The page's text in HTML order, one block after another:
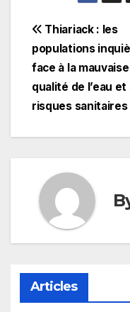
de
l’article
Thiariack : les
populations
face à la mauvaise
qualité de l’eau et
risques sanitaires
Articles